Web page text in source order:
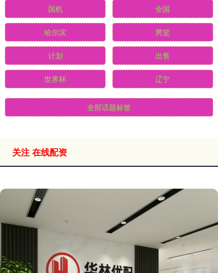
国机 全国
哈尔滨 男篮
计划 出售
世界杯 辽宁
全部话题标签
关注 在线配资